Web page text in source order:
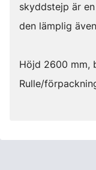
skyddstejp är
den lämplig
Höjd 2600 mm,
Rulle/